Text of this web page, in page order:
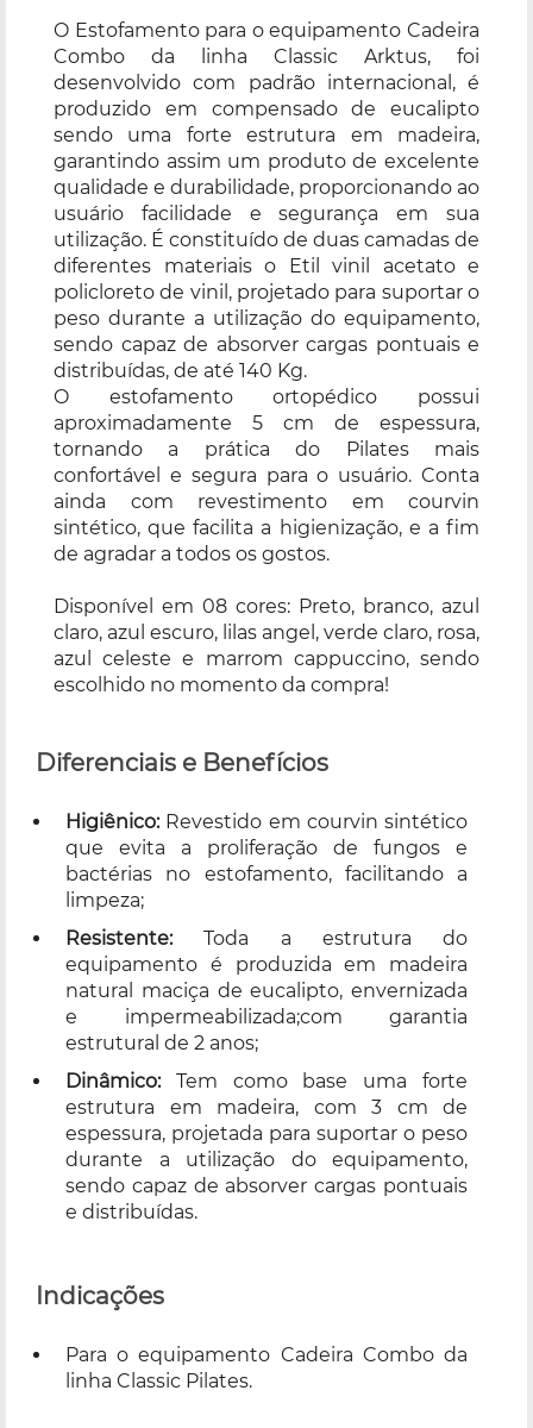
O Estofamento para o equipamento Cadeira
Combo da linha Classic Arktus, foi
desenvolvido com padrão internacional, é
produzido em compensado de eucalipto
sendo uma forte estrutura em madeira,
garantindo assim um produto de excelente
qualidade e durabilidade, proporcionando ao
usuário facilidade e segurança em sua
utilização. É constituído de duas camadas de
diferentes materiais o Etil vinil acetato e
policloreto de vinil, projetado para suportar o
peso durante a utilização do equipamento,
sendo capaz de absorver cargas pontuais e
distribuídas, de até 140 Kg.
O estofamento ortopédico possui
aproximadamente 5 cm de espessura,
tornando a prática do Pilates mais
confortável e segura para o usuário. Conta
ainda com revestimento em courvin
sintético, que facilita a higienização, e a fim
de agradar a todos os gostos.
Disponível em 08 cores: Preto, branco, azul
claro, azul escuro, lilas angel, verde claro, rosa,
azul celeste e marrom cappuccino, sendo
escolhido no momento da compra!
Diferenciais e Benefícios
Higiênico:Revestido em courvin sintético
que evita a proliferação de fungos e
bactérias no estofamento, facilitando a
limpeza;
Resistente:
Toda a estrutura do
equipamento é produzida em madeira
natural maciça de eucalipto, envernizada
e impermeabilizada;com garantia
estrutural de 2 anos;
Dinâmico:Tem como base uma forte
estrutura em madeira, com 3 cm de
espessura, projetada para suportar o peso
durante a utilização do equipamento,
sendo capaz de absorver cargas pontuais
e distribuídas.
Indicações
Para o equipamento Cadeira Combo da
linha Classic Pilates.